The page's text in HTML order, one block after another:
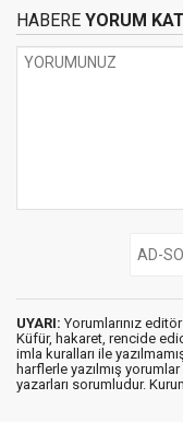
HABERE YORUM KAT
UYARI: Yorumlarınız
Küfür, hakaret, rencide
imla kuralları ile
harflerle yazılmış
yazarları sorumludur.